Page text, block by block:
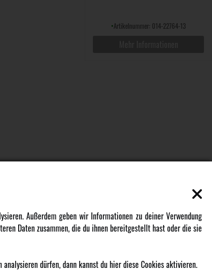
•Artikelnummer: 014-22764-13
AMXRacing - Qualitäts RC-Zubehör
Malinos - Die kreative Seite von
Außerdem geben wir Informationen zu deiner Verwendung
Daten zusammen, die du ihnen bereitgestellt hast oder die sie
dürfen, dann kannst du hier diese Cookies aktivieren.